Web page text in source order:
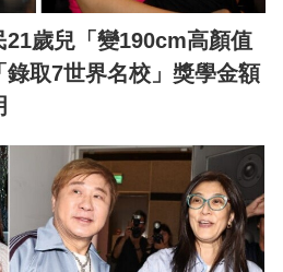
21歲兒「變190cm高顏值
取7世界名校」獎學金額